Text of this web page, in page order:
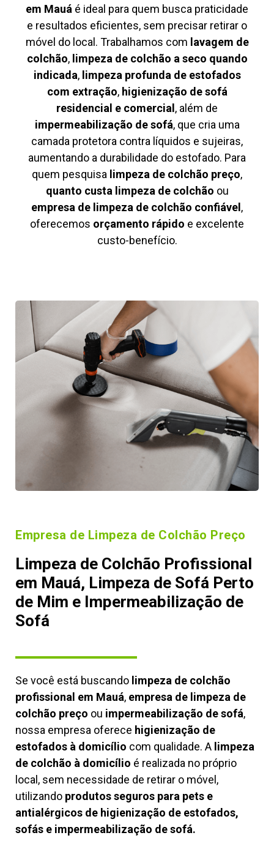
em Mauá é ideal para quem busca praticidade
e resultados eficientes, sem precisar retirar o
móvel do local. Trabalhamos com lavagem de
colchão, limpeza de colchão a seco quando
indicada, limpeza profunda de estofados
com extração, higienização de sofá
residencial e comercial , além de
impermeabilização de sofá, que cria uma
camada protetora contra líquidos e sujeiras,
aumentando a durabilidade do estofado. Para
quem pesquisa limpeza de colchão preço,
quanto custa limpeza de colchão ou
empresa de limpeza de colchão confiável ,
oferecemos orçamento rápido e excelente
custo-benefício.
Empresa de Limpeza de Colchão Preço
Limpeza de Colchão Profissional
em Mauá, Limpeza de Sofá Perto
de Mim e Impermeabilização de
Sofá
Se você está buscando limpeza de colchão
profissional em Mauá, empresa de limpeza de
colchão preço ou impermeabilização de sofá,
nossa empresa oferece higienização de
estofados à domicílio com qualidade. A limpeza
de colchão à domicílio é realizada no próprio
local, sem necessidade de retirar o móvel,
utilizando produtos seguros para pets e
antialérgicos de higienização de estofados,
sofás e impermeabilização de sofá.